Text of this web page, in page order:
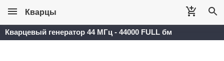
Кварцы
Кварцевый генератор 44 МГц - 44000 FULL бм